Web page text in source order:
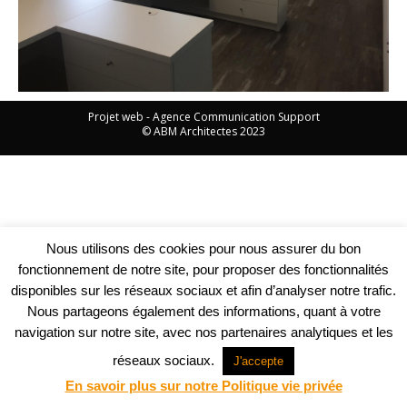
Projet web -Agence Communication Support
© ABM Architectes 2023
Nous utilisons des cookies pour nous assurer du bon
fonctionnement de notre site, pour proposer des fonctionnalités
disponibles sur les réseaux sociaux et afin d’analyser notre trafic.
Nous partageons également des informations, quant à votre
navigation sur notre site, avec nos partenaires analytiques et les
réseaux sociaux.
J'accepte
En savoir plus sur notre Politique vie privée